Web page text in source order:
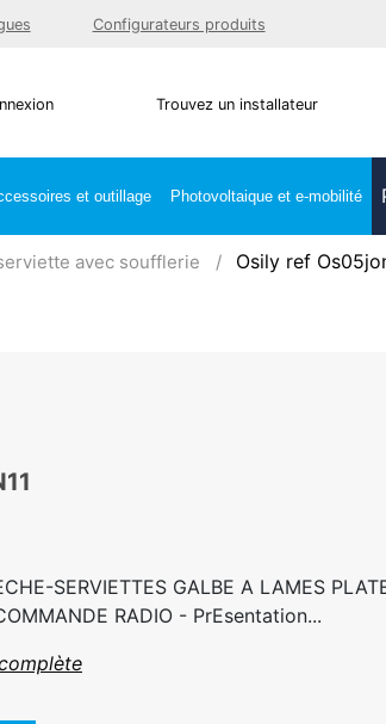
Configurateurs produits
Trouvez un installateur
et outillage Photovoltaique et e-mobilité
avec soufflerie Osily ref
SERVIETTES GALBE A LAMES
RADIO - PrEsentation...